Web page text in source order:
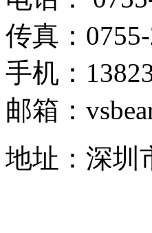
传真：
手机：
邮箱：
地址：深圳